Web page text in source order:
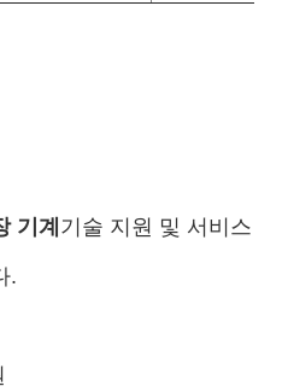
기계기술 지원 및 서비스
.